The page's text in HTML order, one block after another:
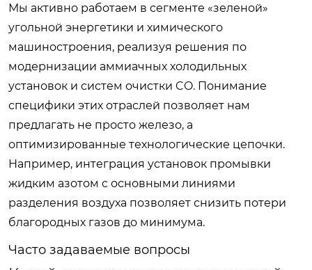
Мы активно работаем в сегменте «зеленой»
угольной энергетики и химического
машиностроения, реализуя решения по
модернизации аммиачных холодильных
установок и систем очистки CO. Понимание
специфики этих отраслей позволяет нам
предлагать не просто железо, а
оптимизированные технологические цепочки.
Например, интеграция установок промывки
жидким азотом с основными линиями
разделения воздуха позволяет снизить потери
благородных газов до минимума.
Часто задаваемые вопросы